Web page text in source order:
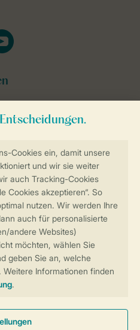
Privatsphäre
Buchung